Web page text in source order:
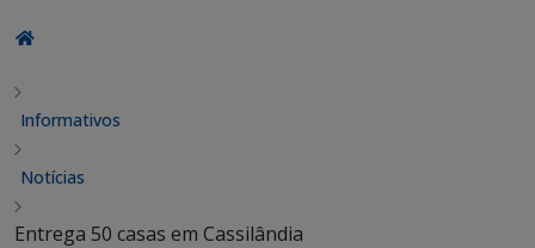
Informativos
Notícias
Entrega 50 casas em Cassilândia